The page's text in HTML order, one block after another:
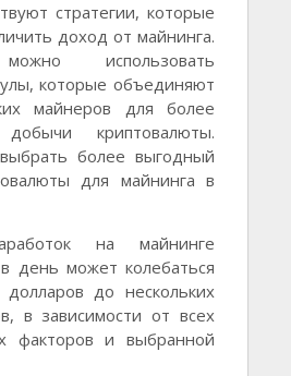
стратегии, которые
доход от майнинга.
использовать
которые объединяют
майнеров для более
криптовалюты.
более выгодный
для майнинга в
на майнинге
день может колебаться
долларов до нескольких
в зависимости от всех
факторов и выбранной